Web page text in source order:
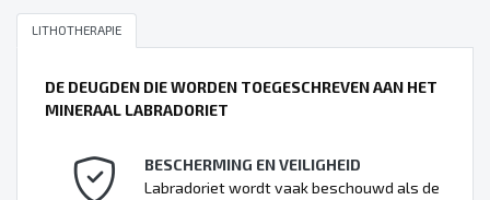
LITHOTHERAPIE
DE DEUGDEN DIE WORDEN TOEGESCHREVEN AAN HET
MINERAAL LABRADORIET
BESCHERMING EN VEILIGHEID
Labradoriet wordt vaak beschouwd als de